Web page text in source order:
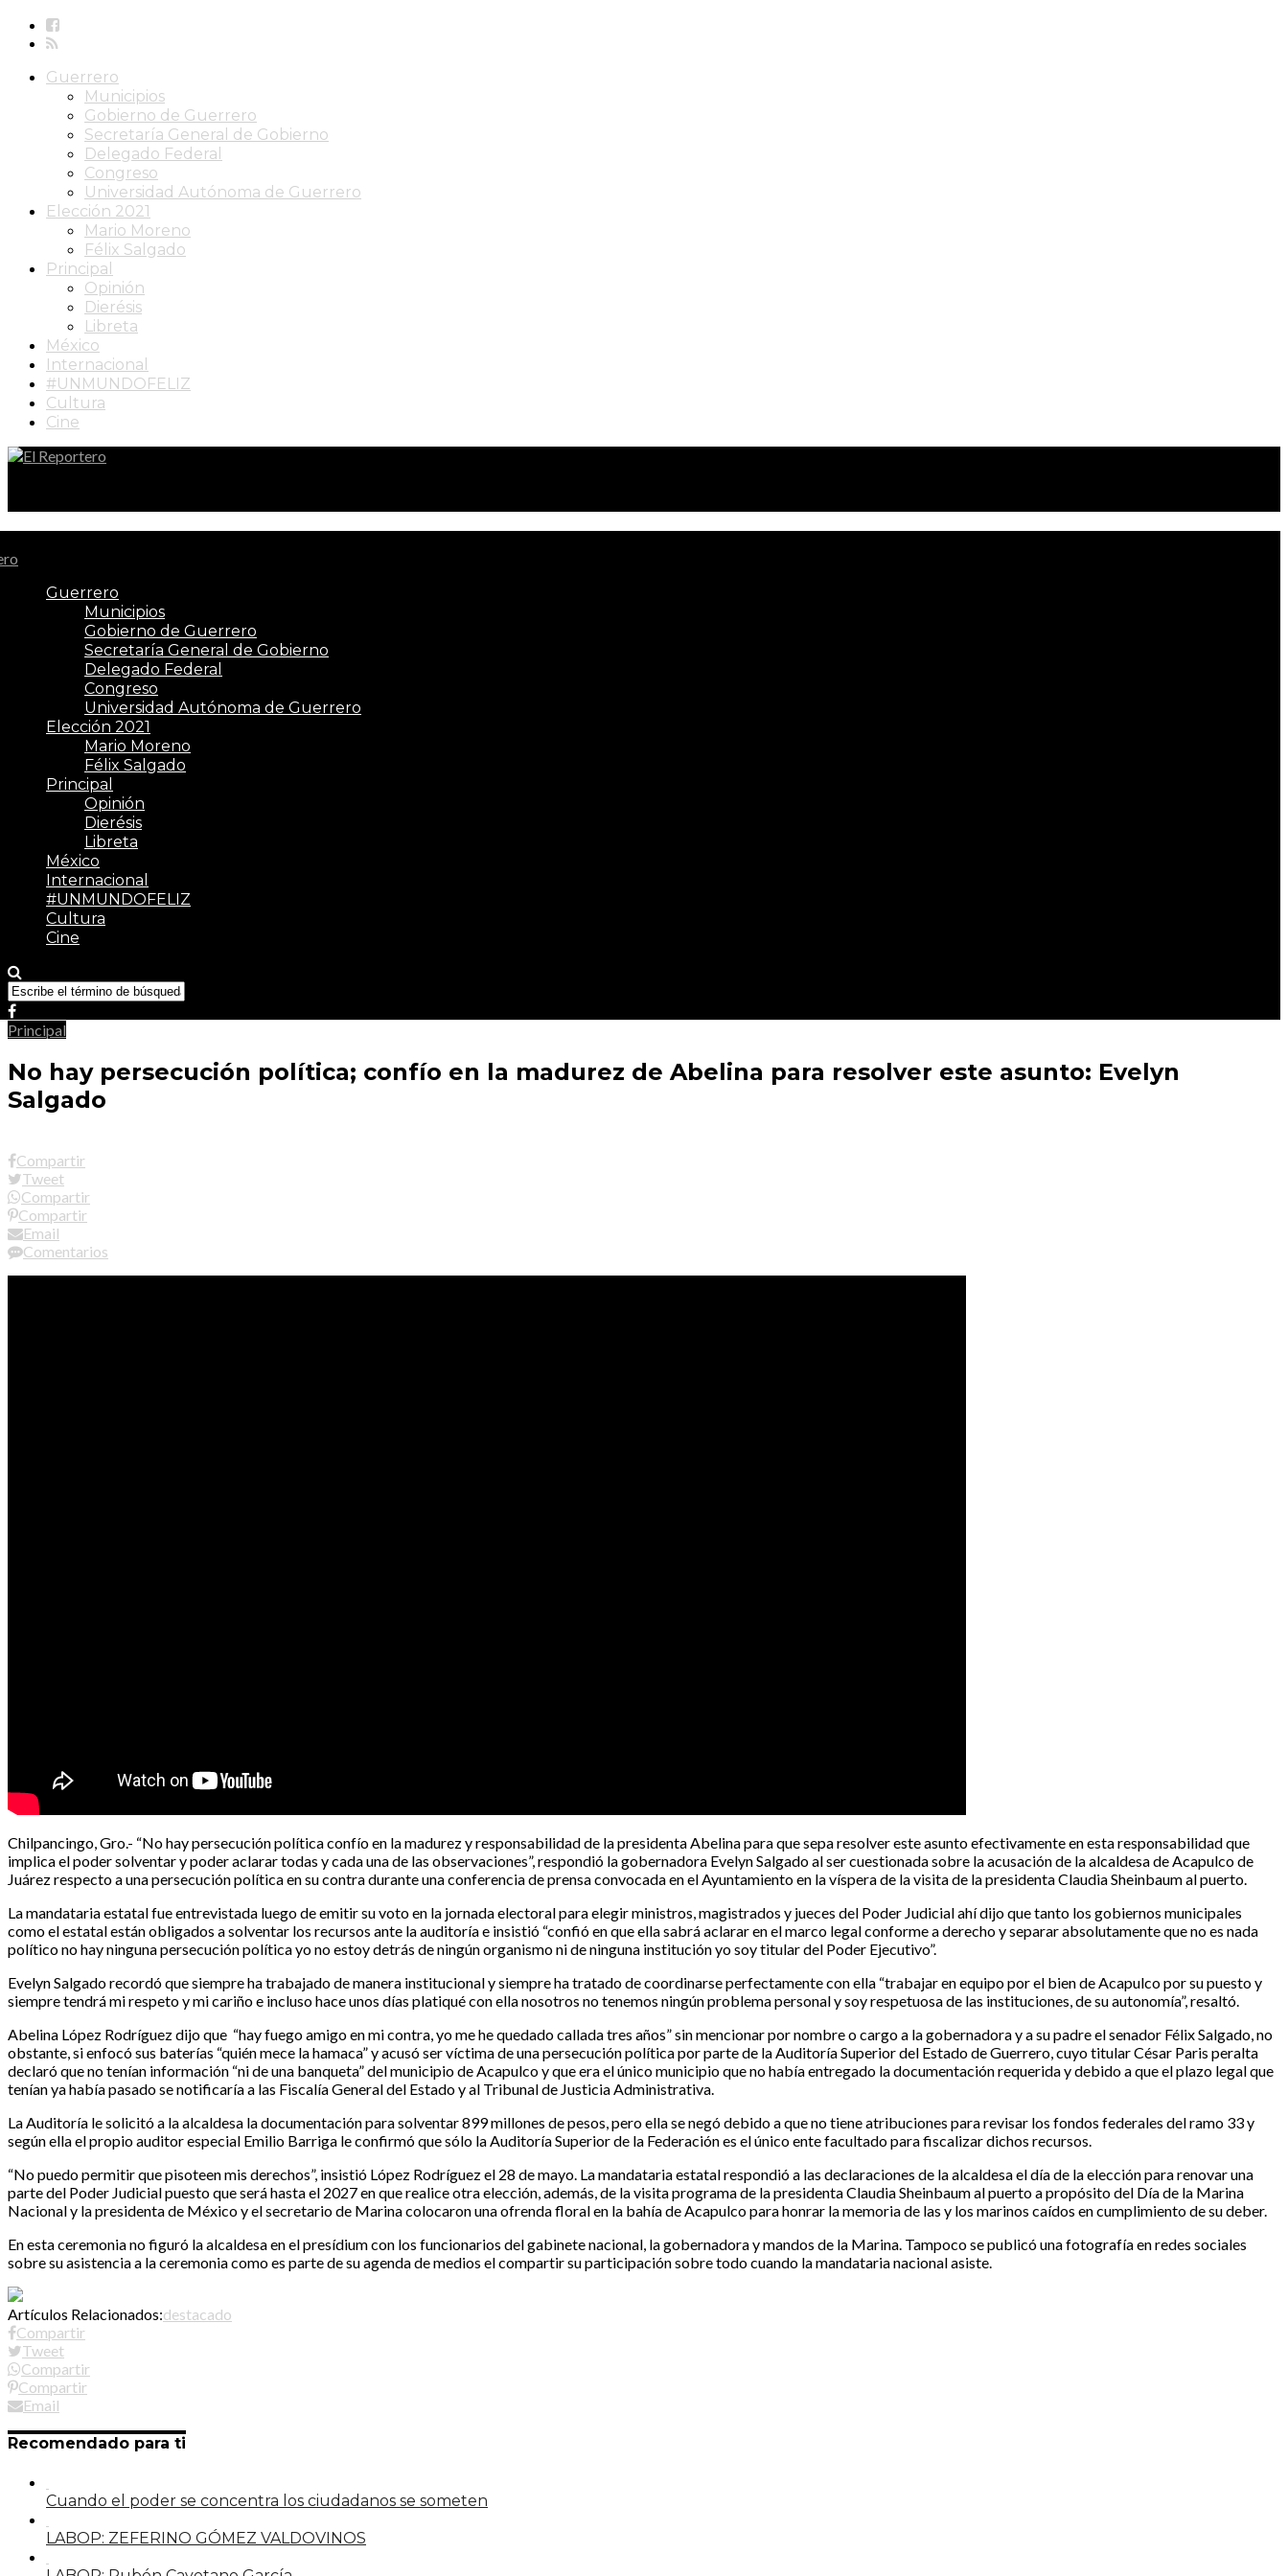
Guerrero
Municipios
Gobierno de Guerrero
Secretaría General de Gobierno
Delegado Federal
Congreso
Universidad Autónoma de Guerrero
Elección 2021
Mario Moreno
Félix Salgado
Principal
Opinión
Dierésis
Libreta
México
Internacional
#UNMUNDOFELIZ
Cultura
Cine
Guerrero
Municipios
Gobierno de Guerrero
Secretaría General de Gobierno
Delegado Federal
Congreso
Universidad Autónoma de Guerrero
Elección 2021
Mario Moreno
Félix Salgado
Principal
Opinión
Dierésis
Libreta
México
Internacional
#UNMUNDOFELIZ
Cultura
Cine
Principal
No hay persecución política; confío en la madurez de Abelina para resolver este asunto: Evelyn
Salgado
Compartir
Tweet
Compartir
Compartir
Email
Comentarios
Chilpancingo, Gro.- “No hay persecución política confío en la madurez y responsabilidad de la presidenta Abelina para que sepa resolver este asunto efectivamente en esta responsabilidad que
implica el poder solventar y poder aclarar todas y cada una de las observaciones”, respondió la gobernadora Evelyn Salgado al ser cuestionada sobre la acusación de la alcaldesa de Acapulco de
Juárez respecto a una persecución política en su contra durante una conferencia de prensa convocada en el Ayuntamiento en la víspera de la visita de la presidenta Claudia Sheinbaum al puerto.
La mandataria estatal fue entrevistada luego de emitir su voto en la jornada electoral para elegir ministros, magistrados y jueces del Poder Judicial ahí dijo que tanto los gobiernos municipales
como el estatal están obligados a solventar los recursos ante la auditoría e insistió “confió en que ella sabrá aclarar en el marco legal conforme a derecho y separar absolutamente que no es nada
político no hay ninguna persecución política yo no estoy detrás de ningún organismo ni de ninguna institución yo soy titular del Poder Ejecutivo”.
Evelyn Salgado recordó que siempre ha trabajado de manera institucional y siempre ha tratado de coordinarse perfectamente con ella “trabajar en equipo por el bien de Acapulco por su puesto y
siempre tendrá mi respeto y mi cariño e incluso hace unos días platiqué con ella nosotros no tenemos ningún problema personal y soy respetuosa de las instituciones, de su autonomía”, resaltó.
Abelina López Rodríguez dijo que “hay fuego amigo en mi contra, yo me he quedado callada tres años” sin mencionar por nombre o cargo a la gobernadora y a su padre el senador Félix Salgado, no
obstante, si enfocó sus baterías “quién mece la hamaca” y acusó ser víctima de una persecución política por parte de la Auditoría Superior del Estado de Guerrero, cuyo titular César Paris peralta
declaró que no tenían información “ni de una banqueta” del municipio de Acapulco y que era el único municipio que no había entregado la documentación requerida y debido a que el plazo legal que
tenían ya había pasado se notificaría a las Fiscalía General del Estado y al Tribunal de Justicia Administrativa.
La Auditoría le solicitó a la alcaldesa la documentación para solventar 899 millones de pesos, pero ella se negó debido a que no tiene atribuciones para revisar los fondos federales del ramo 33 y
según ella el propio auditor especial Emilio Barriga le confirmó que sólo la Auditoría Superior de la Federación es el único ente facultado para fiscalizar dichos recursos.
“No puedo permitir que pisoteen mis derechos”, insistió López Rodríguez el 28 de mayo. La mandataria estatal respondió a las declaraciones de la alcaldesa el día de la elección para renovar una
parte del Poder Judicial puesto que será hasta el 2027 en que realice otra elección, además, de la visita programa de la presidenta Claudia Sheinbaum al puerto a propósito del Día de la Marina
Nacional y la presidenta de México y el secretario de Marina colocaron una ofrenda floral en la bahía de Acapulco para honrar la memoria de las y los marinos caídos en cumplimiento de su deber.
En esta ceremonia no figuró la alcaldesa en el presídium con los funcionarios del gabinete nacional, la gobernadora y mandos de la Marina. Tampoco se publicó una fotografía en redes sociales
sobre su asistencia a la ceremonia como es parte de su agenda de medios el compartir su participación sobre todo cuando la mandataria nacional asiste.
Artículos Relacionados:destacado
Compartir
Tweet
Compartir
Compartir
Email
Recomendado para ti
Cuando el poder se concentra los ciudadanos se someten
LABOP: ZEFERINO GÓMEZ VALDOVINOS